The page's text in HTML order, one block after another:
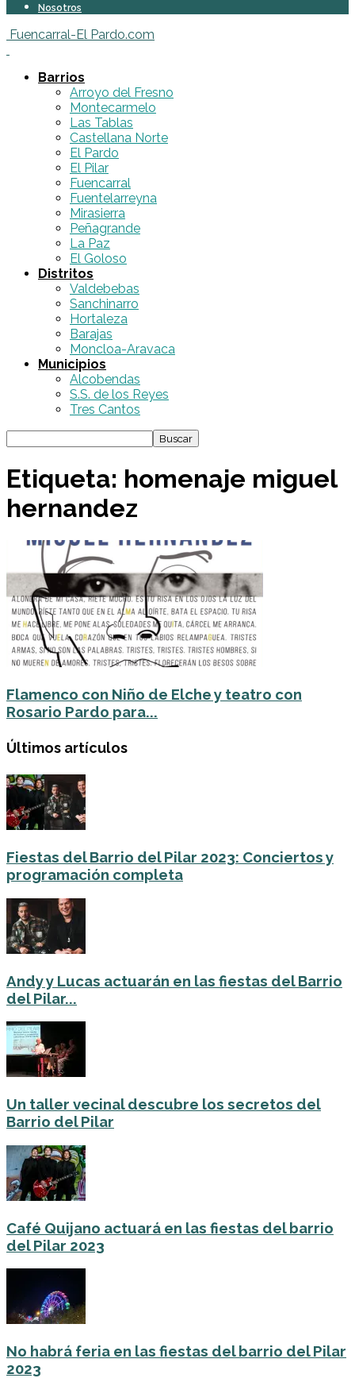
Nosotros
Fuencarral-El Pardo.com
Barrios
Arroyo del Fresno
Montecarmelo
Las Tablas
Castellana Norte
El Pardo
El Pilar
Fuencarral
Fuentelarreyna
Mirasierra
Peñagrande
La Paz
El Goloso
Distritos
Valdebebas
Sanchinarro
Hortaleza
Barajas
Moncloa-Aravaca
Municipios
Alcobendas
S.S. de los Reyes
Tres Cantos
Etiqueta: homenaje miguel
hernandez
Flamenco con Niño de Elche y teatro con
Rosario Pardo para...
Últimos artículos
Fiestas del Barrio del Pilar 2023: Conciertos y
programación completa
Andy y Lucas actuarán en las fiestas del Barrio
del Pilar...
Un taller vecinal descubre los secretos del
Barrio del Pilar
Café Quijano actuará en las fiestas del barrio
del Pilar 2023
No habrá feria en las fiestas del barrio del Pilar
2023